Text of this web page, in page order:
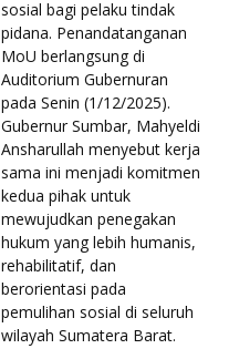
sosial bagi pelaku tindak
pidana. Penandatanganan
MoU berlangsung di
Auditorium Gubernuran
pada Senin (1/12/2025).
Gubernur Sumbar, Mahyeldi
Ansharullah menyebut kerja
sama ini menjadi komitmen
kedua pihak untuk
mewujudkan penegakan
hukum yang lebih humanis,
rehabilitatif, dan
berorientasi pada
pemulihan sosial di seluruh
wilayah Sumatera Barat.